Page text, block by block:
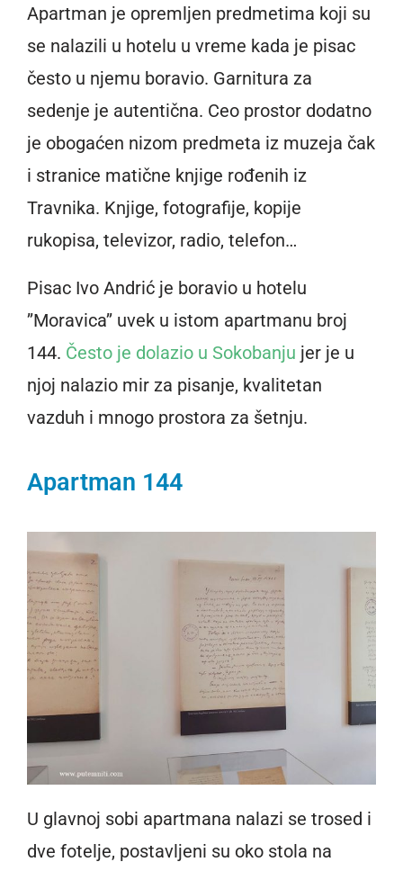
Apartman je opremljen predmetima koji su
se nalazili u hotelu u vreme kada je pisac
često u njemu boravio. Garnitura za
sedenje je autentična. Ceo prostor dodatno
je obogaćen nizom predmeta iz muzeja čak
i stranice matične knjige rođenih iz
Travnika. Knjige, fotografije, kopije
rukopisa, televizor, radio, telefon…
Pisac Ivo Andrić je boravio u hotelu
’’Moravica’’ uvek u istom apartmanu broj
144. Često je dolazio u Sokobanju jer je u
njoj nalazio mir za pisanje, kvalitetan
vazduh i mnogo prostora za šetnju.
Apartman 144
U glavnoj sobi apartmana nalazi se trosed i
dve fotelje, postavljeni su oko stola na